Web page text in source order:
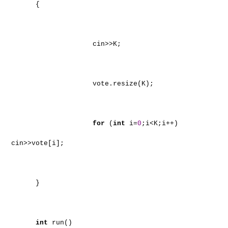
{
cin>>K;
vote.resize(K);
for ( int i=0 ;i<K;i++)
cin>>vote[i];
}
int run()